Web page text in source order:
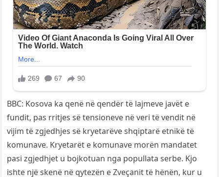
BBC: Kosova ka qenë në qendër të lajmeve javët e
fundit, pas rritjes së tensioneve në veri të vendit në
vijim të zgjedhjes së kryetarëve shqiptarë etnikë të
komunave. Kryetarët e komunave morën mandatet
pasi zgjedhjet u bojkotuan nga popullata serbe. Kjo
ishte një skenë në qytezën e Zveçanit të hënën, kur u